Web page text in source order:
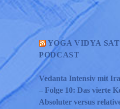
YOGA VIDYA
PODCAST
Vedanta Intensiv mit
– Folge 10: Das vierte
Absoluter versus